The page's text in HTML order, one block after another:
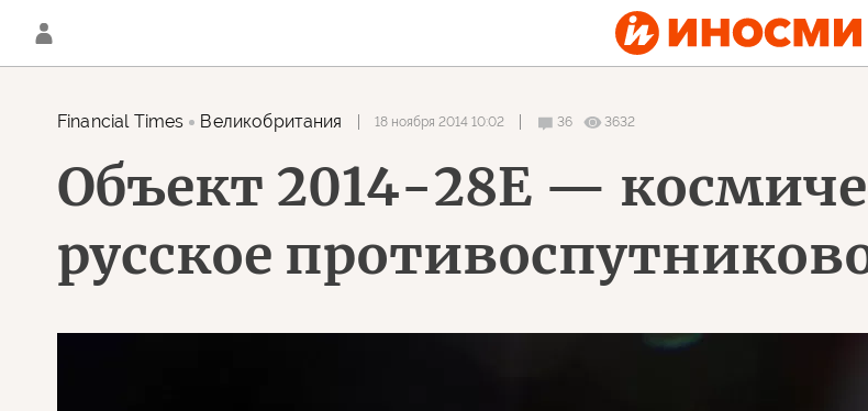
Financial Times Великобритания 18 ноября 2014 10:02 36 3632
Объект 2014-28E —
русское